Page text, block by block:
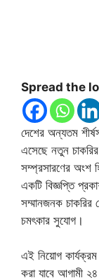
Spread the
দেশের অন্যতম
এসেছে নতুন
সম্প্রসারণের অংশ
একটি বিজ্ঞপ্তি
সম্মানজনক
চমৎকার সুযোগ।
এই নিয়োগ
করা যাবে আগামী